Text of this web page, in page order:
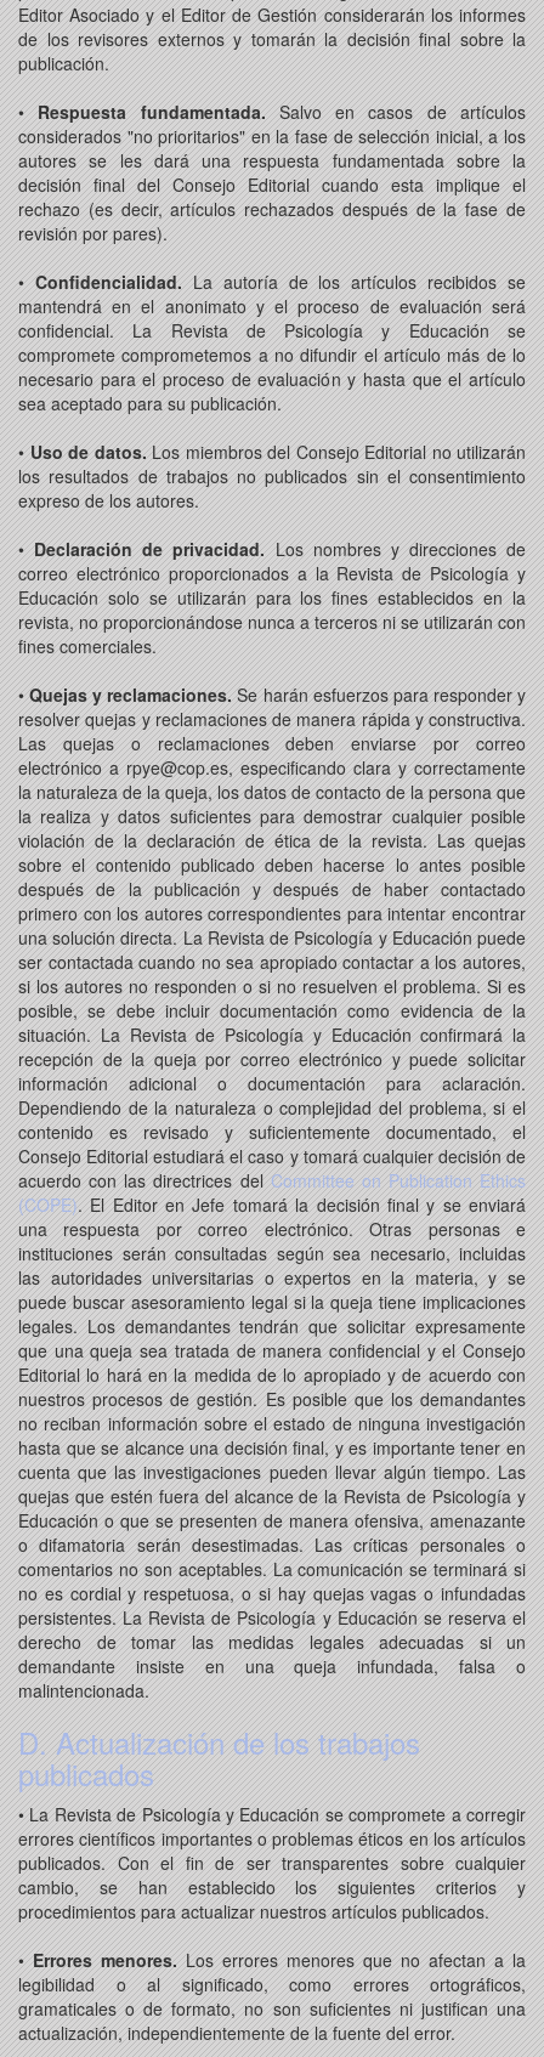
Editor Asociado y el Editor de Gestión considerarán los informes
de los revisores externos y tomarán la decisión final sobre la
publicación.
•Respuesta fundamentada.Salvo en casos de artículos
considerados "no prioritarios" en la fase de selección inicial, a los
autores se les dará una respuesta fundamentada sobre la
decisión final del Consejo Editorial cuando esta implique el
rechazo (es decir, artículos rechazados después de la fase de
revisión por pares).
•Confidencialidad.La autoría de los artículos recibidos se
mantendrá en el anonimato y el proceso de evaluación será
confidencial. La Revista de Psicología y Educación se
compromete comprometemos a no difundir el artículo más de lo
necesario para el proceso de evaluación y hasta que el artículo
sea aceptado para su publicación.
•Uso de datos.Los miembros del Consejo Editorial no utilizarán
los resultados de trabajos no publicados sin el consentimiento
expreso de los autores.
•Declaración de privacidad.Los nombres y direcciones de
correo electrónico proporcionados a la Revista de Psicología y
Educación solo se utilizarán para los fines establecidos en la
revista, no proporcionándose nunca a terceros ni se utilizarán con
fines comerciales.
•Quejas y reclamaciones.Se harán esfuerzos para responder y
resolver quejas y reclamaciones de manera rápida y constructiva.
Las quejas o reclamaciones deben enviarse por correo
electrónico a rpye@cop.es, especificando clara y correctamente
la naturaleza de la queja, los datos de contacto de la persona que
la realiza y datos suficientes para demostrar cualquier posible
violación de la declaración de ética de la revista. Las quejas
sobre el contenido publicado deben hacerse lo antes posible
después de la publicación y después de haber contactado
primero con los autores correspondientes para intentar encontrar
una solución directa. La Revista de Psicología y Educación puede
ser contactada cuando no sea apropiado contactar a los autores,
si los autores no responden o si no resuelven el problema. Si es
posible, se debe incluir documentación como evidencia de la
situación. La Revista de Psicología y Educación confirmará la
recepción de la queja por correo electrónico y puede solicitar
información adicional o documentación para aclaración.
Dependiendo de la naturaleza o complejidad del problema, si el
contenido es revisado y suficientemente documentado, el
Consejo Editorial estudiará el caso y tomará cualquier decisión de
acuerdo con las directrices delCommittee on Publication Ethics
(COPE). El Editor en Jefe tomará la decisión final y se enviará
una respuesta por correo electrónico. Otras personas e
instituciones serán consultadas según sea necesario, incluidas
las autoridades universitarias o expertos en la materia, y se
puede buscar asesoramiento legal si la queja tiene implicaciones
legales. Los demandantes tendrán que solicitar expresamente
que una queja sea tratada de manera confidencial y el Consejo
Editorial lo hará en la medida de lo apropiado y de acuerdo con
nuestros procesos de gestión. Es posible que los demandantes
no reciban información sobre el estado de ninguna investigación
hasta que se alcance una decisión final, y es importante tener en
cuenta que las investigaciones pueden llevar algún tiempo. Las
quejas que estén fuera del alcance de la Revista de Psicología y
Educación o que se presenten de manera ofensiva, amenazante
o difamatoria serán desestimadas. Las críticas personales o
comentarios no son aceptables. La comunicación se terminará si
no es cordial y respetuosa, o si hay quejas vagas o infundadas
persistentes. La Revista de Psicología y Educación se reserva el
derecho de tomar las medidas legales adecuadas si un
demandante insiste en una queja infundada, falsa o
malintencionada.
D. Actualización de los trabajos
publicados
• La Revista de Psicología y Educación se compromete a corregir
errores científicos importantes o problemas éticos en los artículos
publicados. Con el fin de ser transparentes sobre cualquier
cambio, se han establecido los siguientes criterios y
procedimientos para actualizar nuestros artículos publicados.
•Errores menores.Los errores menores que no afectan a la
legibilidad o al significado, como errores ortográficos,
gramaticales o de formato, no son suficientes ni justifican una
actualización, independientemente de la fuente del error.